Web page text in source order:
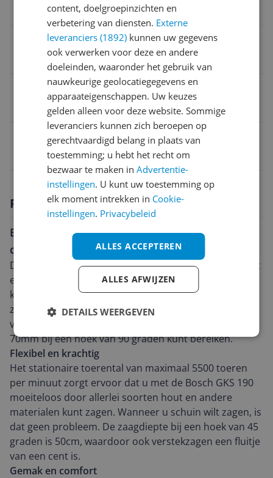
150 tot 200 mm
Werkt op
Netstroom
Aandrijving
3165140469678
Productomschrijving
Bosch GKS 190: Een robuuste en krachtige
cirkelzaag
De Bosch GKS 190 cirkelzaag is ontworpen voor kracht
en nauwkeurigheid. Met een vermogen van 1400 Watt
kan deze zaag zowel thuis als op de bouwplaats de
zwaarste taken aan. Het zaagblad heeft een diameter
van 190mm, waarmee u een maximale zaagdiepte van
70mm bij een hoek van 90 graden kunt bereiken.
Flexibel en krachtig
Het stationaire toerental van maximaal 5500 toeren
per minuut zorgt ervoor dat u met de Bosch GKS 190
moeiteloos door allerlei soorten hout en andere
materialen kunt zagen. Wanneer u schuin wilt zagen, is
dat geen probleem. De zaagdiepte bij een hoek van 45
graden is 50cm, waardoor ook verstekzagen een fluitje
van een cent is.
Gemak en comfort
content, doelgroepinzichten en
verbetering van diensten. Externe
leveranciers (1892) kunnen uw gegevens
ook verwerken voor deze en andere
doeleinden, waaronder het gebruik van
nauwkeurige geolocatiegegevens en
apparaateigenschappen. Uw keuzes
gelden alleen voor deze website. Sommige
leveranciers kunnen zich beroepen op
gerechtvaardigd belang in plaats van
toestemming; u hebt het recht om
bezwaar te maken inAdvertentie-
instellingen. U kunt uw toestemming op
elk moment intrekken in Cookie-
instellingen. Privacybeleid
ALLES ACCEPTEREN
ALLES AFWIJZEN
DETAILS WEERGEVEN